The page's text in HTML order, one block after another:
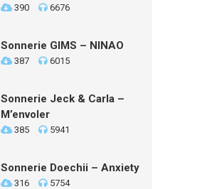
390 6676
Sonnerie GIMS – NINAO
387 6015
Sonnerie Jeck & Carla –
M’envoler
385 5941
Sonnerie Doechii – Anxiety
316 5754